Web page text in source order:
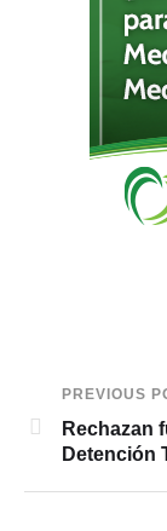
PREVIOUS
Rechazan
Detención